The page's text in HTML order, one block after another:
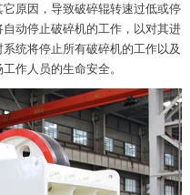
原因，导致破碎辊转速过低或停
动停止破碎机的工作，以对其进
统将停止所有破碎机的工作以及
作人员的生命安全。